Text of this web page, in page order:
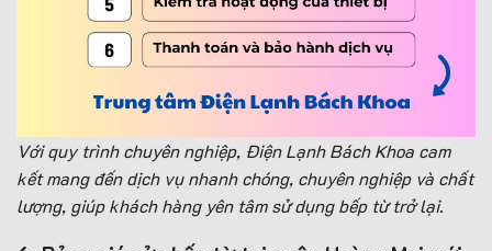
Với quy trình chuyên nghiệp, Điện Lạnh Bách Khoa cam
kết mang đến dịch vụ nhanh chóng, chuyên nghiệp và chất
lượng, giúp khách hàng yên tâm sử dụng bếp từ trở lại.